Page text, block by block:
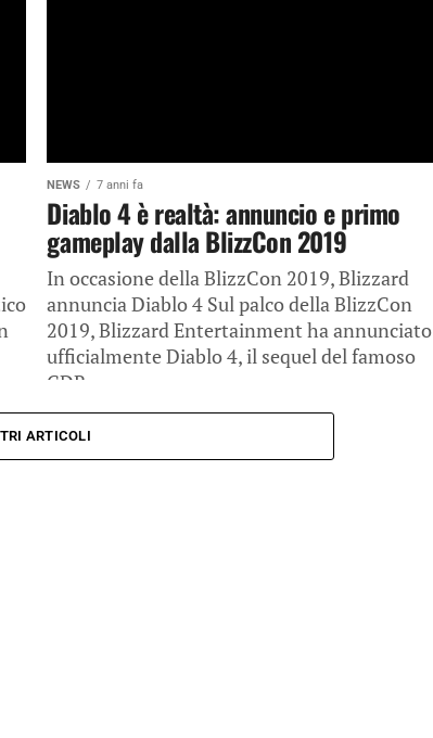
NEWS 7 anni fa
Diablo 4 è realtà: annuncio e primo
gameplay dalla BlizzCon 2019
In occasione della BlizzCon 2019, Blizzard
annuncia Diablo 4 Sul palco della BlizzCon
2019, Blizzard Entertainment ha annunciato
ufficialmente Diablo 4, il sequel del famoso
GDR...
ARTICOLI